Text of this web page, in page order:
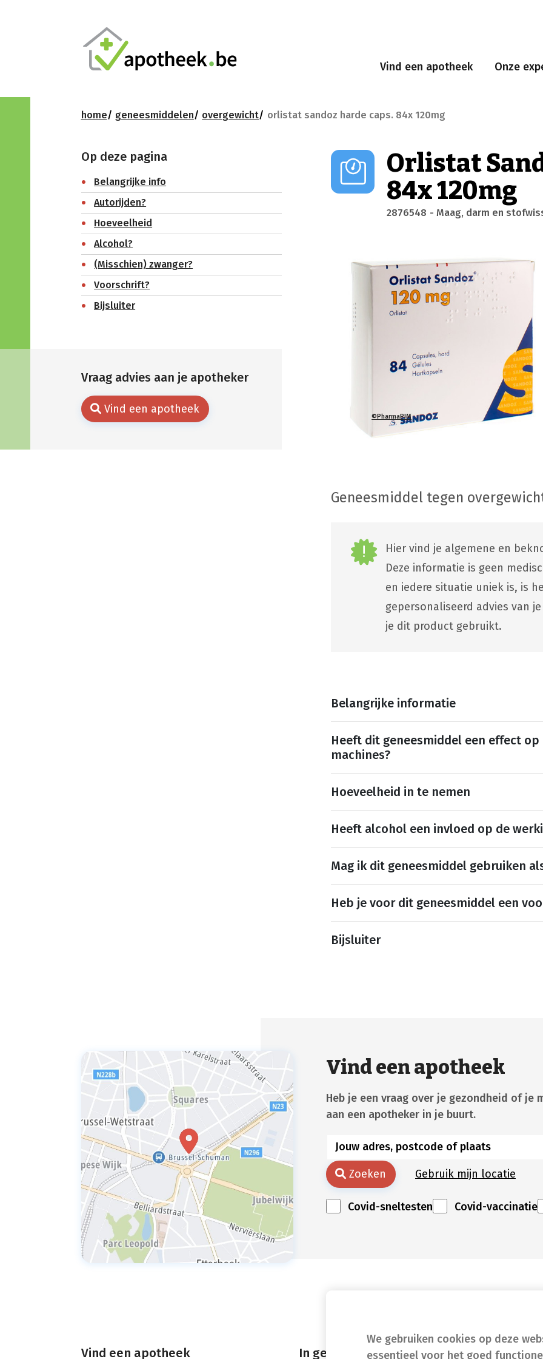
We gebruiken cookies op deze
essentieel voor het goed
Vind een apotheek Onze
home geneesmiddelen overgewicht orlistat sandoz harde caps. 84x 120mg
Vraag advies aan je apotheker
Vind een apotheek
Op deze pagina
Belangrijke info
Autorijden?
Hoeveelheid
Alcohol?
(Misschien) zwanger?
Voorschrift?
Bijsluiter
Orlistat
84x 120mg
2876548 - Maag, darm en
©PharmaPIM
Geneesmiddel tegen
Hier vind je algemene en
Deze informatie is geen
en iedere situatie uniek is, is
gepersonaliseerd advies van
je dit product gebruikt.
Belangrijke informatie
Heeft dit geneesmiddel een effect
machines?
Hoeveelheid in te nemen
Heeft alcohol een invloed op de
Mag ik dit geneesmiddel gebruiken
Heb je voor dit geneesmiddel een
Bijsluiter
Vind een apotheek
Heb je een vraag over je gezondheid of je
aan een apotheker in je buurt.
Zoeken Gebruik mijn locatie
Covid-sneltesten Covid-vaccinatie
Vind een apotheek In geval van nood